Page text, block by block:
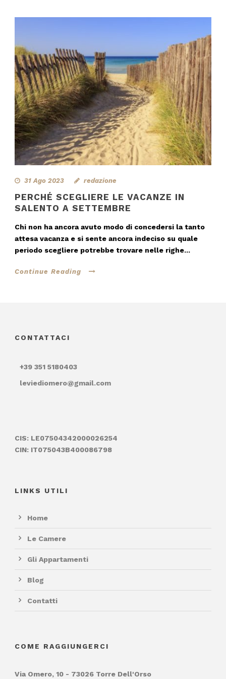
31 Ago 2023 redazione
PERCHÉ SCEGLIERE LE VACANZE IN
SALENTO A SETTEMBRE
Chi non ha ancora avuto modo di concedersi la tanto
attesa vacanza e si sente ancora indeciso su quale
periodo scegliere potrebbe trovare nelle righe...
Continue Reading
CONTATTACI
+39 351 5180403
leviediomero@gmail.com
CIS: LE07504342000026254
CIN: IT075043B400086798
LINKS UTILI
Home
Le Camere
Gli Appartamenti
Blog
Contatti
COME RAGGIUNGERCI
Via Omero, 10 - 73026 Torre Dell'Orso